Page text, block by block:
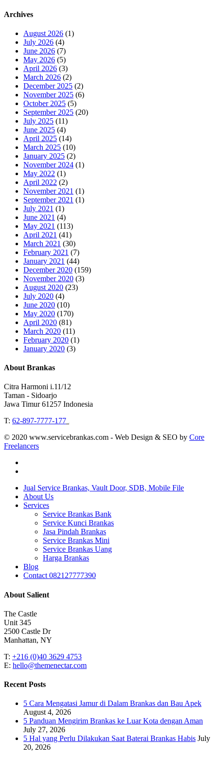
Archives
August 2026 (1)
July 2026 (4)
June 2026 (7)
May 2026 (5)
April 2026 (3)
March 2026 (2)
December 2025 (2)
November 2025 (6)
October 2025 (5)
September 2025 (20)
July 2025 (11)
June 2025 (4)
April 2025 (14)
March 2025 (10)
January 2025 (2)
November 2024 (1)
May 2022 (1)
April 2022 (2)
November 2021 (1)
September 2021 (1)
July 2021 (1)
June 2021 (4)
May 2021 (113)
April 2021 (41)
March 2021 (30)
February 2021 (7)
January 2021 (44)
December 2020 (159)
November 2020 (3)
August 2020 (23)
July 2020 (4)
June 2020 (10)
May 2020 (170)
April 2020 (81)
March 2020 (11)
February 2020 (1)
January 2020 (3)
About Brankas
Citra Harmoni i.11/12
Taman - Sidoarjo
Jawa Timur 61257 Indonesia
T: 62-897-7777-177
© 2020 www.servicebrankas.com - Web Design & SEO by Core
Freelancers
Close
Menu
Jual Service Brankas, Vault Door, SDB, Mobile File
About Us
Services
Service Brankas Bank
Service Kunci Brankas
Jasa Pindah Brankas
Service Brankas Mini
Service Brankas Uang
Harga Brankas
Blog
Contact 082127777390
About Salient
The Castle
Unit 345
2500 Castle Dr
Manhattan, NY
T: +216 (0)40 3629 4753
E: hello@themenectar.com
Recent Posts
5 Cara Mengatasi Jamur di Dalam Brankas dan Bau Apek
August 4, 2026
5 Panduan Mengirim Brankas ke Luar Kota dengan Aman
July 27, 2026
5 Hal yang Perlu Dilakukan Saat Baterai Brankas Habis July
20, 2026